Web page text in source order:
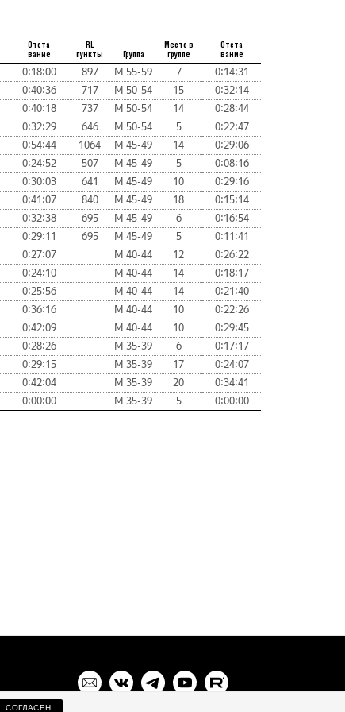
Отста
вание
RL
пункты
Группа
Место в
группе
Отста
вание
0:18:00 897 М 55-59 7
0:14:31
0:40:36 717 М 50-54 15
0:32:14
0:40:18 737 М 50-54 14
0:28:44
0:32:29 646 М 50-54 5
0:22:47
0:54:44 1064 М 45-49 14
0:29:06
0:24:52 507 М 45-49 5
0:08:16
0:30:03 641 М 45-49 10
0:29:16
0:41:07 840 М 45-49 18
0:15:14
0:32:38 695 М 45-49 6
0:16:54
0:29:11 695 М 45-49 5
0:11:41
0:27:07 М 40-44 12
0:26:22
0:24:10 М 40-44 14
0:18:17
0:25:56 М 40-44 14
0:21:40
0:36:16 М 40-44 10
0:22:26
0:42:09 М 40-44 10
0:29:45
0:28:26 М 35-39 6
0:17:17
0:29:15 М 35-39 17
0:24:07
0:42:04 М 35-39 20
0:34:41
0:00:00 М 35-39 5 0:00:00
СОГЛАСЕН